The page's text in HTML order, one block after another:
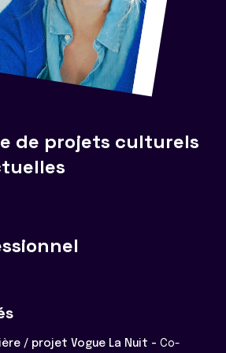
de projets culturels
/ projet Vogue La Nuit - Co-